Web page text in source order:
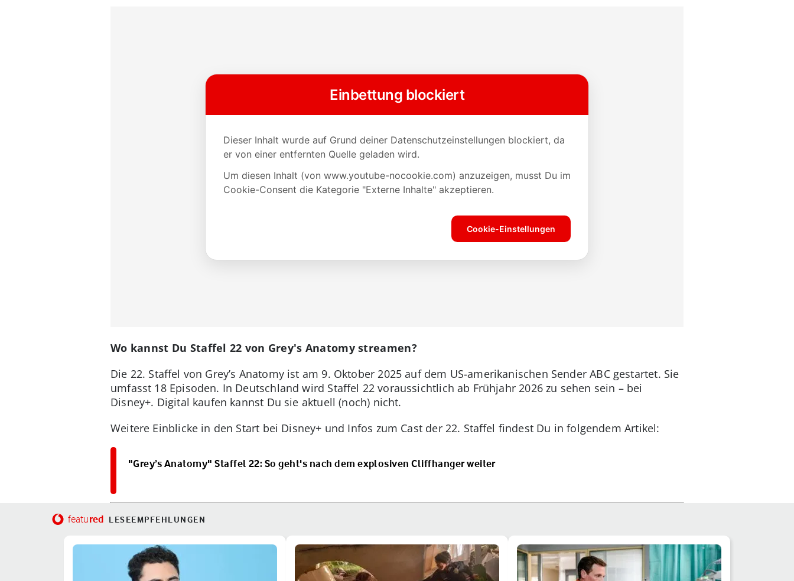
Wo kannst Du Staffel 22 von Grey's Anatomy streamen?
Die 22. Staffel von Grey’s Anatomy ist am 9. Oktober 2025 auf dem US-amerikanischen Sender ABC gestartet. Sie
umfasst 18 Episoden. In Deutschland wird Staffel 22 voraussichtlich ab Frühjahr 2026 zu sehen sein – bei
Disney+. Digital kaufen kannst Du sie aktuell (noch) nicht.
Weitere Einblicke in den Start bei Disney+ und Infos zum Cast der 22. Staffel findest Du in folgendem Artikel:
"Grey’s Anatomy" Staffel 22: So geht's nach dem explosiven Cliffhanger weiter
featured LESEEMPFEHLUNGEN